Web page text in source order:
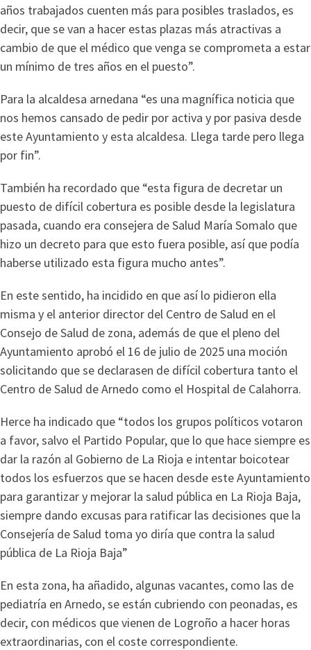
años trabajados cuenten más para posibles traslados, es
decir, que se van a hacer estas plazas más atractivas a
cambio de que el médico que venga se comprometa a estar
un mínimo de tres años en el puesto”.
Para la alcaldesa arnedana “es una magnífica noticia que
nos hemos cansado de pedir por activa y por pasiva desde
este Ayuntamiento y esta alcaldesa. Llega tarde pero llega
por fin”.
También ha recordado que “esta figura de decretar un
puesto de difícil cobertura es posible desde la legislatura
pasada, cuando era consejera de Salud María Somalo que
hizo un decreto para que esto fuera posible, así que podía
haberse utilizado esta figura mucho antes”.
En este sentido, ha incidido en que así lo pidieron ella
misma y el anterior director del Centro de Salud en el
Consejo de Salud de zona, además de que el pleno del
Ayuntamiento aprobó el 16 de julio de 2025 una moción
solicitando que se declarasen de difícil cobertura tanto el
Centro de Salud de Arnedo como el Hospital de Calahorra.
Herce ha indicado que “todos los grupos políticos votaron
a favor, salvo el Partido Popular, que lo que hace siempre es
dar la razón al Gobierno de La Rioja e intentar boicotear
todos los esfuerzos que se hacen desde este Ayuntamiento
para garantizar y mejorar la salud pública en La Rioja Baja,
siempre dando excusas para ratificar las decisiones que la
Consejería de Salud toma yo diría que contra la salud
pública de La Rioja Baja”
En esta zona, ha añadido, algunas vacantes, como las de
pediatría en Arnedo, se están cubriendo con peonadas, es
decir, con médicos que vienen de Logroño a hacer horas
extraordinarias, con el coste correspondiente.